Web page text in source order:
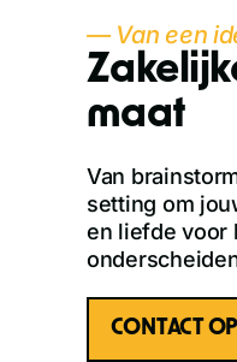
— Van een
maat
Van
setting om
en liefde voor
CONTACT